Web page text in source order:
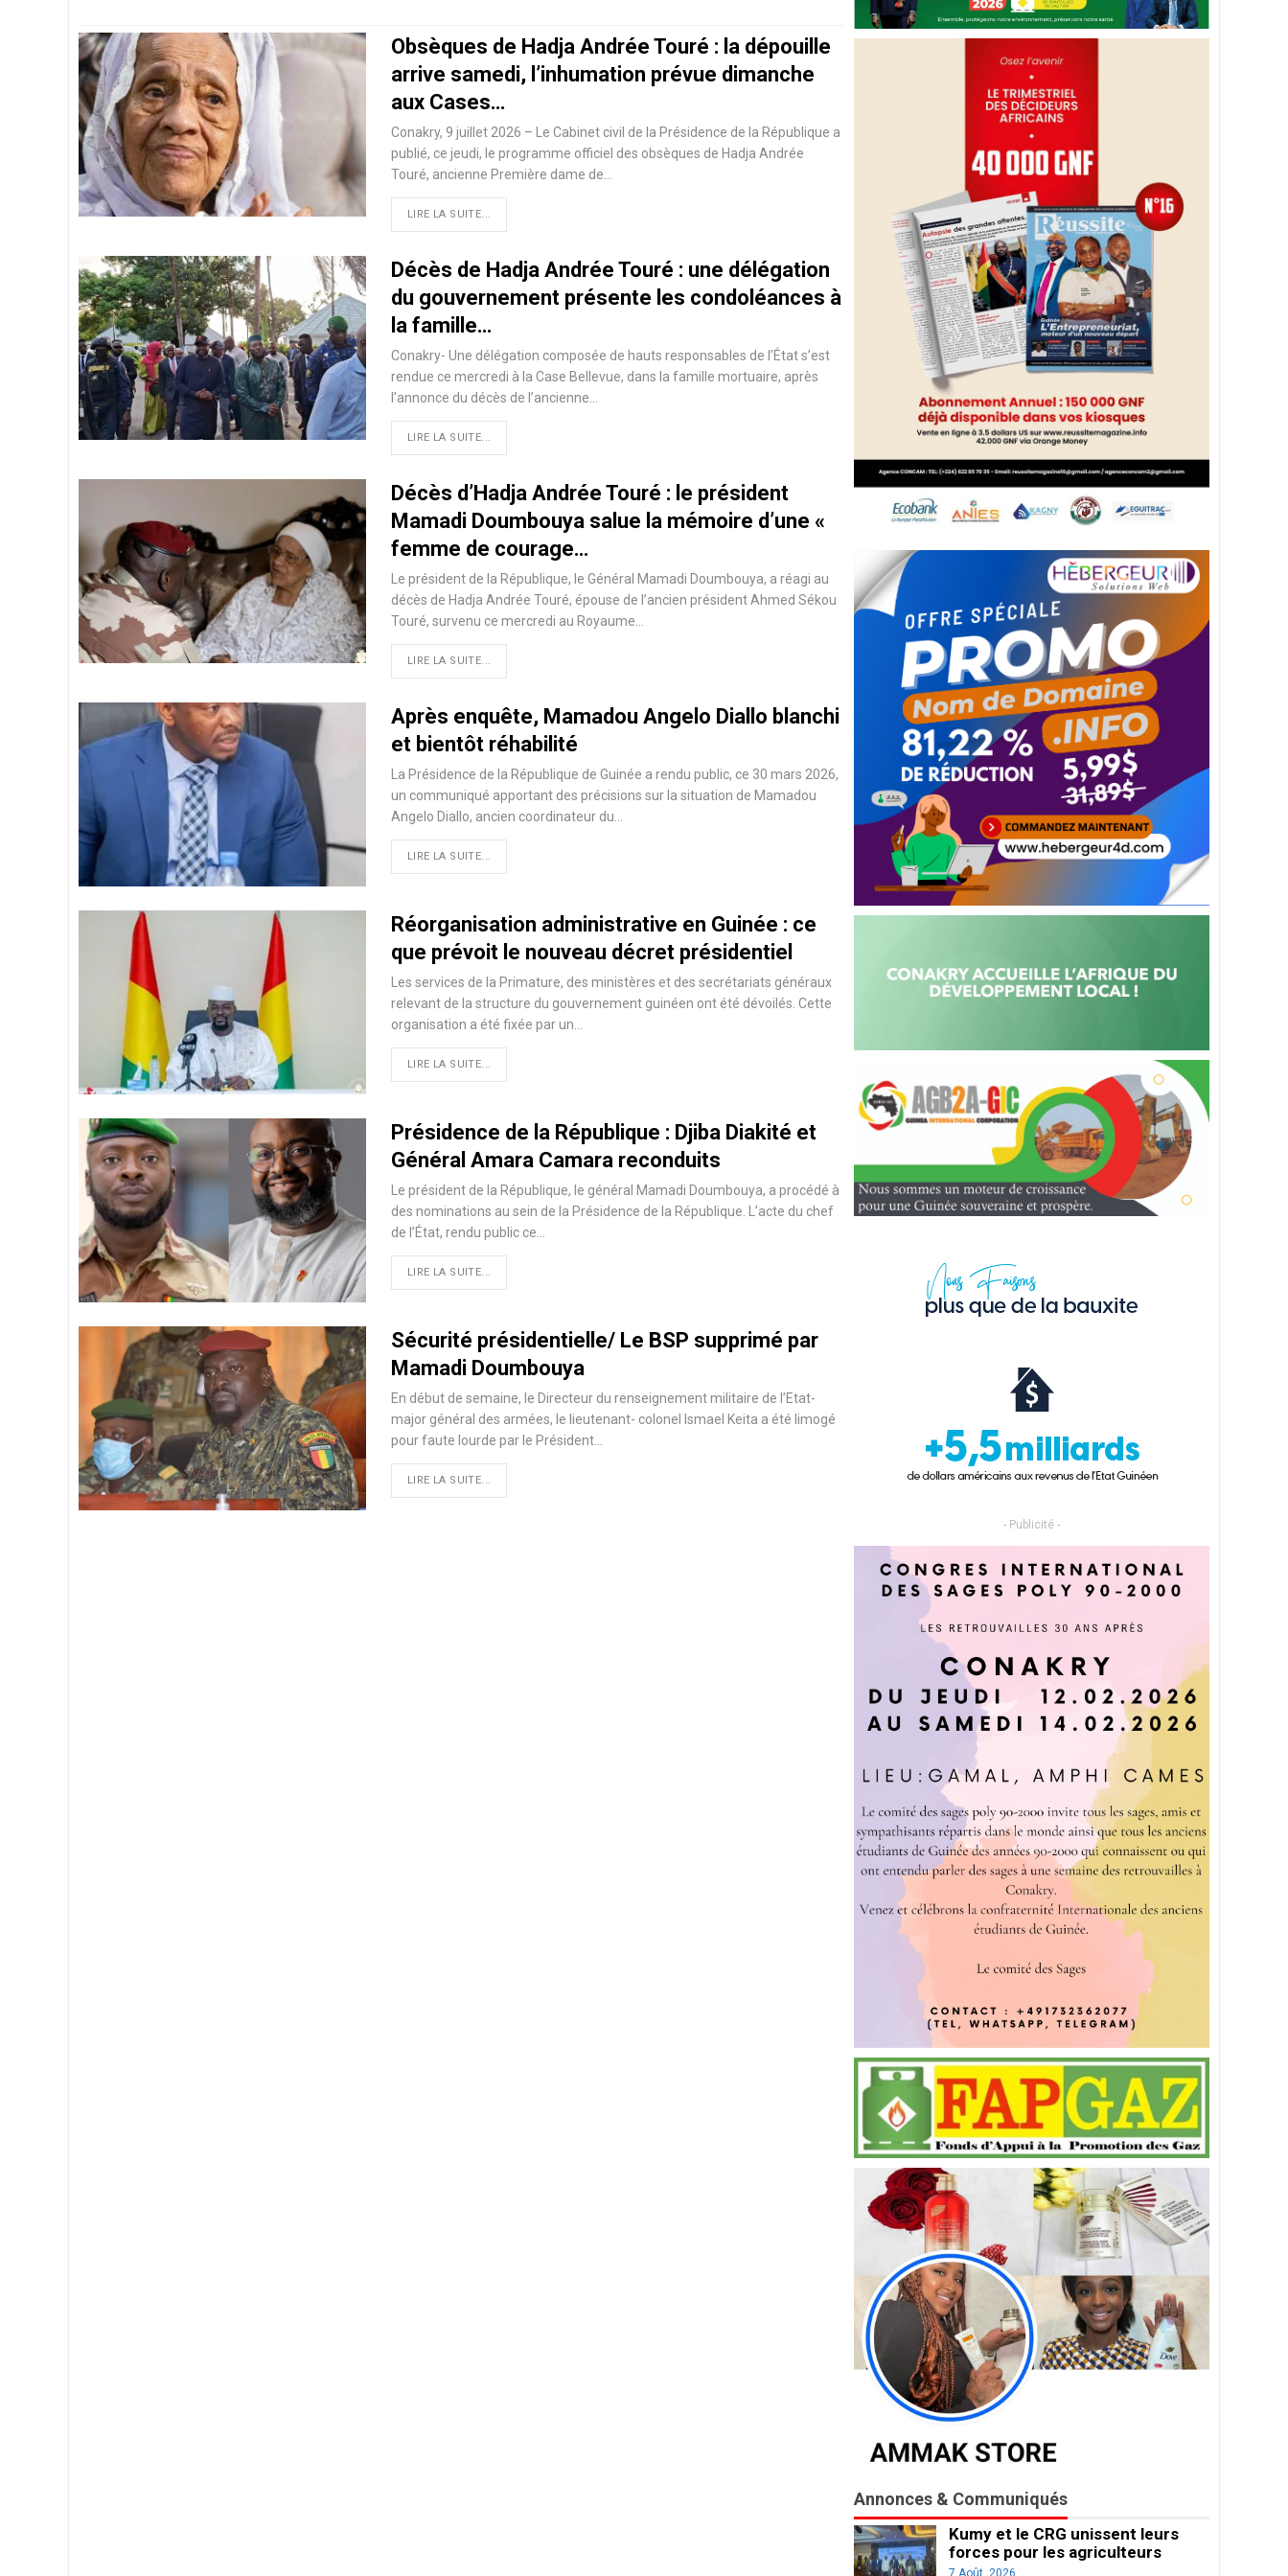
Obsèques de Hadja Andrée Touré : la dépouille
arrive samedi, l’inhumation prévue dimanche
aux Cases…
Conakry, 9 juillet 2026 – Le Cabinet civil de la Présidence de la République a
publié, ce jeudi, le programme officiel des obsèques de Hadja Andrée
Touré, ancienne Première dame de…
LIRE LA SUITE...
Décès de Hadja Andrée Touré : une délégation
du gouvernement présente les condoléances à
la famille…
Conakry- Une délégation composée de hauts responsables de l’État s’est
rendue ce mercredi à la Case Bellevue, dans la famille mortuaire, après
l’annonce du décès de l’ancienne…
LIRE LA SUITE...
Décès d’Hadja Andrée Touré : le président
Mamadi Doumbouya salue la mémoire d’une «
femme de courage…
Le président de la République, le Général Mamadi Doumbouya, a réagi au
décès de Hadja Andrée Touré, épouse de l’ancien président Ahmed Sékou
Touré, survenu ce mercredi au Royaume…
LIRE LA SUITE...
Après enquête, Mamadou Angelo Diallo blanchi
et bientôt réhabilité
La Présidence de la République de Guinée a rendu public, ce 30 mars 2026,
un communiqué apportant des précisions sur la situation de Mamadou
Angelo Diallo, ancien coordinateur du…
LIRE LA SUITE...
Réorganisation administrative en Guinée : ce
que prévoit le nouveau décret présidentiel
Les services de la Primature, des ministères et des secrétariats généraux
relevant de la structure du gouvernement guinéen ont été dévoilés. Cette
organisation a été fixée par un…
LIRE LA SUITE...
Présidence de la République : Djiba Diakité et
Général Amara Camara reconduits
Le président de la République, le général Mamadi Doumbouya, a procédé à
des nominations au sein de la Présidence de la République. L’acte du chef
de l’État, rendu public ce…
LIRE LA SUITE...
Sécurité présidentielle/ Le BSP supprimé par
Mamadi Doumbouya
En début de semaine, le Directeur du renseignement militaire de l’Etat-
major général des armées, le lieutenant- colonel Ismael Keita a été limogé
pour faute lourde par le Président…
LIRE LA SUITE...
- Publicité -
Annonces & Communiqués
Kumy et le CRG unissent leurs
forces pour les agriculteurs